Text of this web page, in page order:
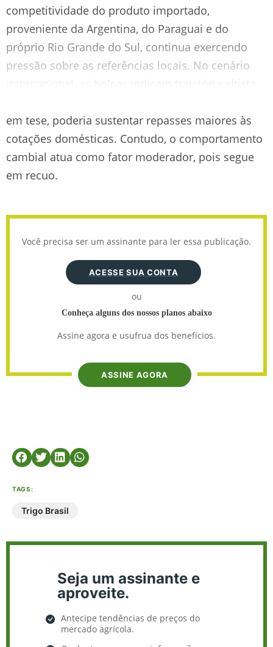
competitividade do produto importado,
proveniente da Argentina, do Paraguai e do
próprio Rio Grande do Sul, continua exercendo
pressão sobre as referências locais. No cenário
internacional, as bolsas indicam trajetória altista
em tese, poderia sustentar repasses maiores às
cotações domésticas. Contudo, o comportamento
cambial atua como fator moderador, pois segue
em recuo.
Você precisa ser um assinante para ler essa publicação.
ACESSE SUA CONTA
ou
Conheça alguns dos nossos planos abaixo
Assine agora e usufrua dos benefícios.
ASSINE AGORA
TAGS:
Trigo Brasil
Seja um assinante e
aproveite.
Antecipe tendências de preços do
mercado agrícola.